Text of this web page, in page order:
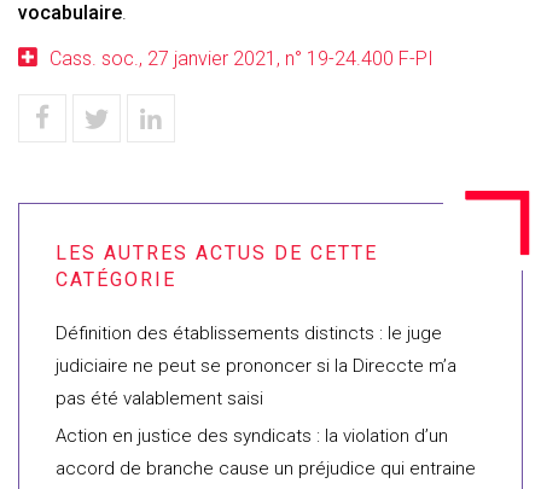
vocabulaire.
Cass. soc., 27 janvier 2021, n° 19-24.400 F-PI
Définition des établissements distincts : le juge
judiciaire ne peut se prononcer si la Direccte m’a
pas été valablement saisi
Action en justice des syndicats : la violation d’un
accord de branche cause un préjudice qui entraine